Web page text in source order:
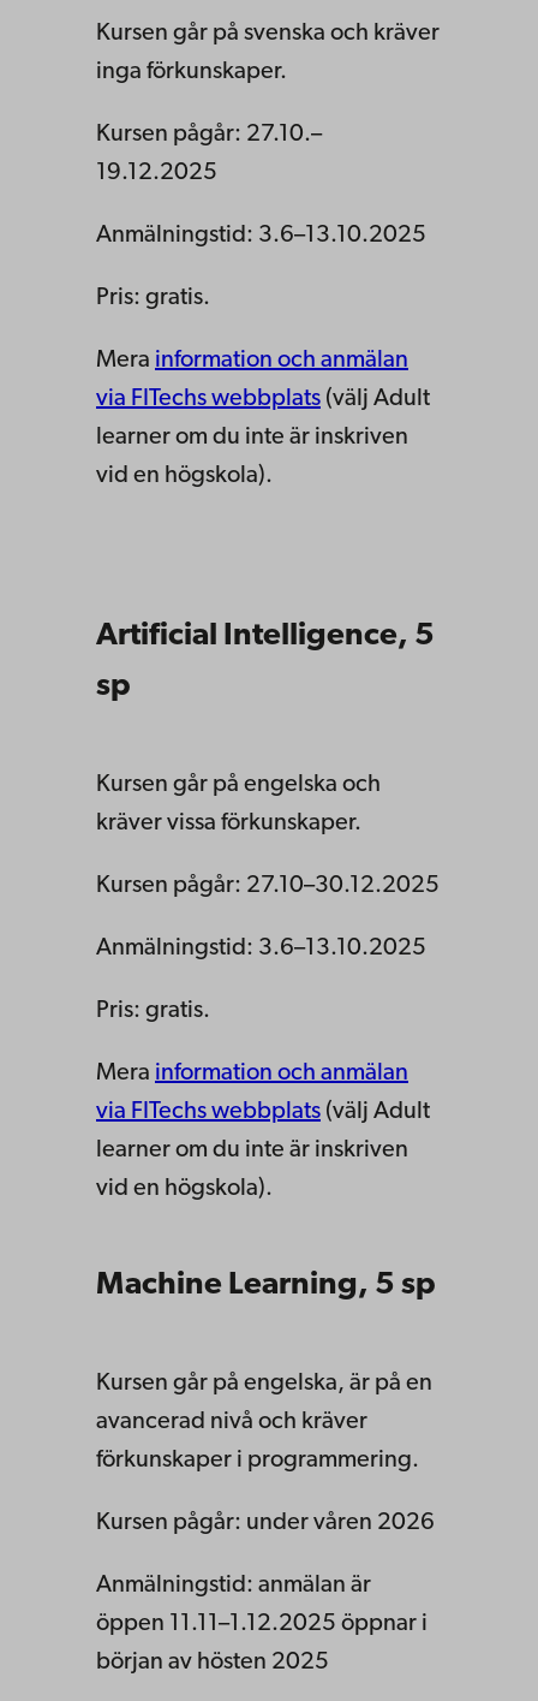
Kursen går på svenska och kräver
inga förkunskaper.
Kursen pågår: 27.10.–
19.12.2025
Anmälningstid: 3.6–13.10.2025
Pris: gratis.
Mera information och anmälan
via FITechs webbplats (välj Adult
learner om du inte är inskriven
vid en högskola).
Artificial Intelligence, 5
sp
Kursen går på engelska och
kräver vissa förkunskaper.
Kursen pågår: 27.10–30.12.2025
Anmälningstid: 3.6–13.10.2025
Pris: gratis.
Mera information och anmälan
via FITechs webbplats (välj Adult
learner om du inte är inskriven
vid en högskola).
Machine Learning, 5 sp
Kursen går på engelska, är på en
avancerad nivå och kräver
förkunskaper i programmering.
Kursen pågår: under våren 2026
Anmälningstid: anmälan är
öppen 11.11–1.12.2025 öppnar i
början av hösten 2025